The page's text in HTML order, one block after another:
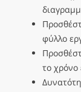
φύλλο
το χρόνο